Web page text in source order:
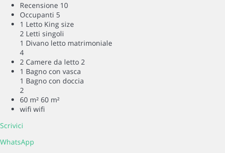
Recensione 10
Occupanti 5
1 Letto King size
2 Letti singoli
1 Divano letto matrimoniale
4
2 Camere da letto 2
1 Bagno con vasca
1 Bagno con doccia
2
60 m² 60 m²
wifi wifi
Scrivici
WhatsApp